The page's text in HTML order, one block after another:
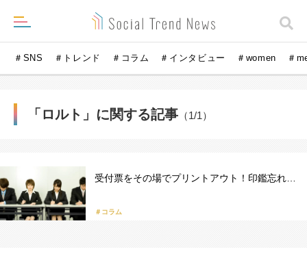
＃SNS ＃トレンド ＃コラム ＃インタビュー ＃women ＃
「ロルト」に関する記事 （1/1）
受付票をその場でプリントアウト！印鑑忘れ…
＃コラム